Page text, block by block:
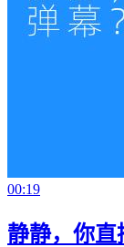
00:19
静静，你直